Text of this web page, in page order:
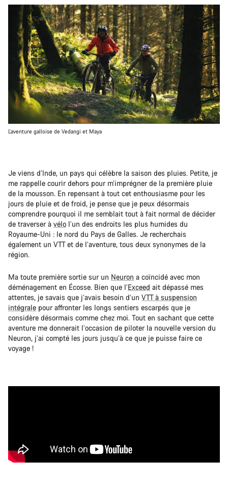
L’aventure galloise de Vedangi et Maya
Je viens d’Inde, un pays qui célèbre la saison des pluies. Petite, je
me rappelle courir dehors pour m’imprégner de la première pluie
de la mousson. En repensant à tout cet enthousiasme pour les
jours de pluie et de froid, je pense que je peux désormais
comprendre pourquoi il me semblait tout à fait normal de décider
de traverser à vélo l’un des endroits les plus humides du
Royaume-Uni : le nord du Pays de Galles. Je recherchais
également un VTT et de l’aventure, tous deux synonymes de la
région.
Ma toute première sortie sur un Neuron a coïncidé avec mon
déménagement en Écosse. Bien que l’Exceed ait dépassé mes
attentes, je savais que j’avais besoin d’un VTT à suspension
intégrale pour affronter les longs sentiers escarpés que je
considère désormais comme chez moi. Tout en sachant que cette
aventure me donnerait l’occasion de piloter la nouvelle version du
Neuron, j’ai compté les jours jusqu’à ce que je puisse faire ce
voyage !